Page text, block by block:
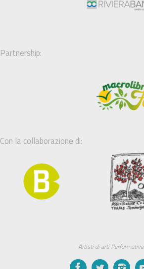
Partnership:
Con la collaborazione di:
Artisti di arti Performative